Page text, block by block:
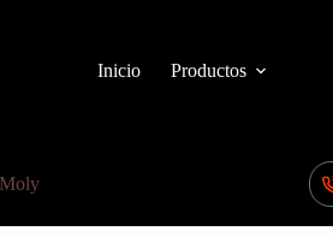
Inicio
Productos